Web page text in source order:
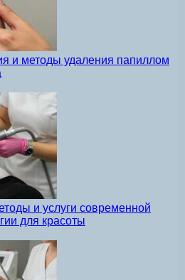
и методы удаления папиллом
и услуги современной
для красоты